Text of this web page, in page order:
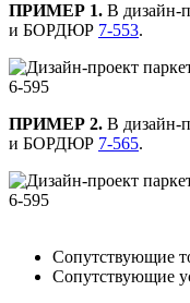
ПРИМЕР 1. В дизайн-
и БОРДЮР 7-553.
ПРИМЕР 2. В дизайн-
и БОРДЮР 7-565.
Сопутствующие
Сопутствующие